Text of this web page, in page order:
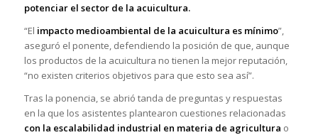
potenciar el sector de la acuicultura.
“El impacto medioambiental de la acuicultura es mínimo”,
aseguró el ponente, defendiendo la posición de que, aunque
los productos de la acuicultura no tienen la mejor reputación,
“no existen criterios objetivos para que esto sea así”.
Tras la ponencia, se abrió tanda de preguntas y respuestas
en la que los asistentes plantearon cuestiones relacionadas
con la escalabilidad industrial en materia de agricultura o